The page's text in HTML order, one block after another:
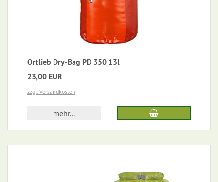
Ortlieb Dry-Bag PD 350 13l
23,00 EUR
zzgl. Versandkosten
mehr...